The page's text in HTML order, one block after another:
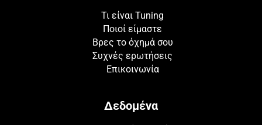
Τι είναι Tuning
Ποιοί είμαστε
Βρες το όχημά σου
Συχνές ερωτήσεις
Επικοινωνία
Δεδομένα